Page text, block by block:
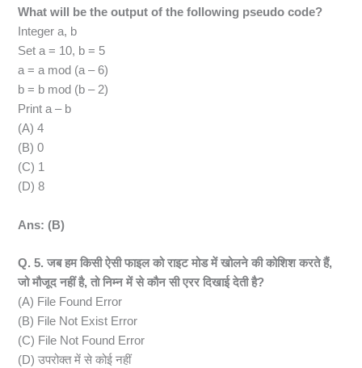
What will be the output of the following pseudo code?
Integer a, b
Set a = 10, b = 5
a = a mod (a – 6)
b = b mod (b – 2)
Print a – b
(A) 4
(B) 0
(C) 1
(D) 8
Ans: (B)
Q. 5. जब हम किसी ऐसी फाइल को राइट मोड में खोलने की कोशिश करते हैं,
जो मौजूद नहीं है, तो निम्न में से कौन सी एरर दिखाई देती है?
(A) File Found Error
(B) File Not Exist Error
(C) File Not Found Error
(D) उपरोक्त में से कोई नहीं